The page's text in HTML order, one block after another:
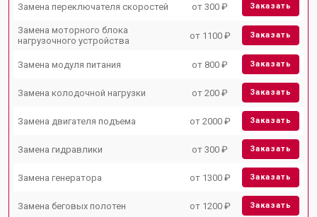
Замена переключателя скоростей от 300 ₽ Заказать
Замена моторного блока
нагрузочного устройства
от 1100 ₽ Заказать
Замена модуля питания от 800 ₽ Заказать
Замена колодочной нагрузки от 200 ₽ Заказать
Замена двигателя подъема от 2000 ₽ Заказать
Замена гидравлики от 300 ₽ Заказать
Замена генератора от 1300 ₽ Заказать
Замена беговых полотен от 1200 ₽ Заказать